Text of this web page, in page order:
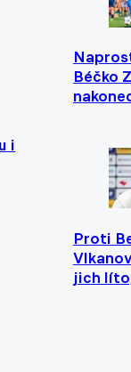
i
Béčko
Proti
jich